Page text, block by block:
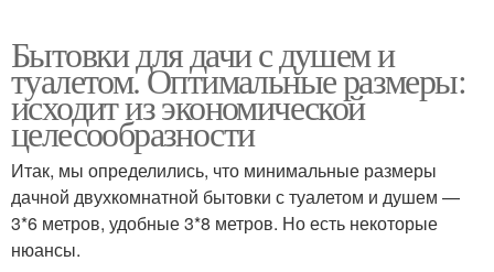
Бытовки для дачи с душем и
туалетом. Оптимальные размеры:
исходит из экономической
целесообразности
Итак, мы определились, что минимальные размеры
дачной двухкомнатной бытовки с туалетом и душем —
3*6 метров, удобные 3*8 метров. Но есть некоторые
нюансы.